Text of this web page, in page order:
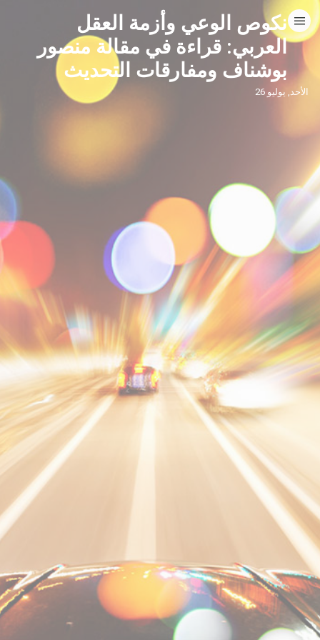
نكوص الوعي وأزمة العقل
العربي: قراءة في مقالة منصور
بوشناف ومفارقات التحديث
الأحد, يوليو 26
HOME
CATEGORIES